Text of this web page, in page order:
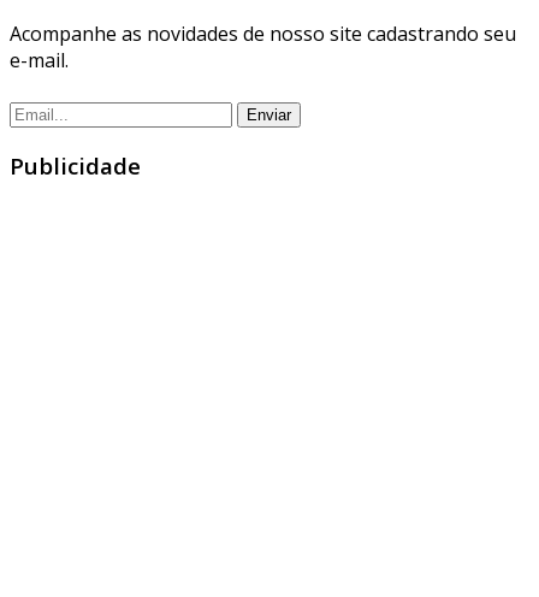
Acompanhe as novidades de nosso site cadastrando seu
e-mail.
Publicidade